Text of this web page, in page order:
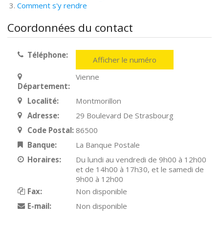
Comment s'y rendre
Coordonnées du contact
Téléphone: Afficher le numéro
Département:
Vienne
Localité:
Montmorillon
Adresse:
29 Boulevard De Strasbourg
Code Postal: 86500
Banque:
La Banque Postale
Horaires:
Du lundi au vendredi de 9h00 à 12h00
et de 14h00 à 17h30, et le samedi de
9h00 à 12h00
Fax:
Non disponible
E-mail:
Non disponible